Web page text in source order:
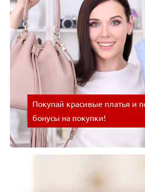
Покупай красивые платья и
бонусы на покупки!
Покупай красивые платья и
покупки! Успевайте
предложением!